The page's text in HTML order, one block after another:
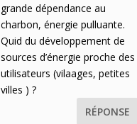
grande dépendance au
charbon, énergie pulluante.
Quid du développement de
sources d’énergie proche des
utilisateurs (vilaages, petites
villes ) ?
RÉPONSE